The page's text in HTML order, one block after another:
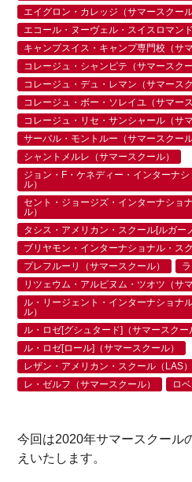
エイグロン・カレッジ（サマースクール
エコール・ヌーヴェル・スイスロマン
キャンプスイス・キャンプ専門校（サ
コレージュ・シャンピテ（サマースクー
コレージュ・デュ・レマン（サマースク
コレージュ・ボー・ソレイユ（サマース
コレージュ・リセ・サンシャール（サ
サーバル・モントルー（サマースクール
シャントメルレ（サマースクール）
ジョン・F・ケネディー・インターナ
ル）
セント・ジョージズ・インターナショ
ル）
タシス・アメリカン・スクール[ルガー
ブリヤモン・インターナショナル・ス
プレフルーリ（サマースクール）
リツェウム・アルピヌム・ツオツ（サ
ル・リージェント・インターナショナ
ル）
ル・ロゼ[グシュタード]（サマースクー
ル・ロゼ[ロール]（サマースクール）
レザン・アメリカン・スクール（LAS
レ・ゼルフ（サマースクール）
ロ
今回は2020年サマースクール
えいたします。